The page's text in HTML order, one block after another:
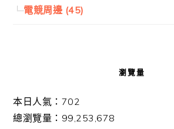
電競周邊 (45)
瀏覽量
本日人氣：702
總瀏覽量：99,253,678